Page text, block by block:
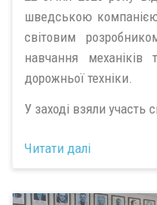
шведською
світовим
навчання механіків
дорожньої техніки.
У заході взяли участь
Читати далі